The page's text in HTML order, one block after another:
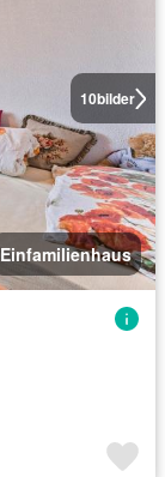
10bilder
Einfamilienhaus